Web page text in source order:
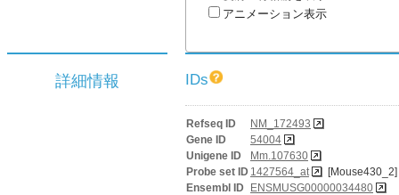
アニメーション表示
詳細情報 IDs
Refseq ID
NM_172493
Gene ID
54004
Unigene ID
Mm.107630
Probe set ID 1427564_at
[Mouse430_2]
Ensembl ID
ENSMUSG00000034480